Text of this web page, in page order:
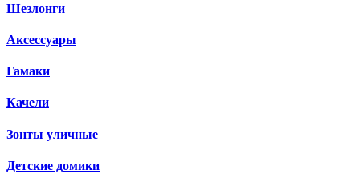
Шезлонги
Аксессуары
Гамаки
Качели
Зонты уличные
Детские домики